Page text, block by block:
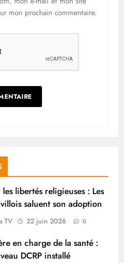
mon prochain commentaire.
libertés religieuses : Les
saluent son adoption
TV 22 juin 2026 0
en charge de la santé :
DCRP installé